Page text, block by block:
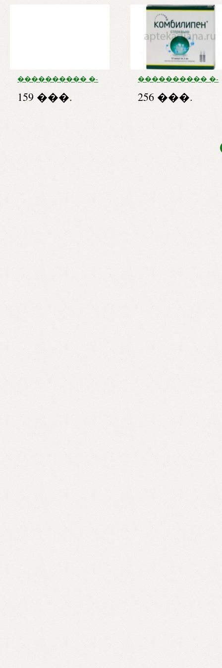
���������� �-
���. ����.
159 ���.
���������� �-
���. ����.
256 ���.